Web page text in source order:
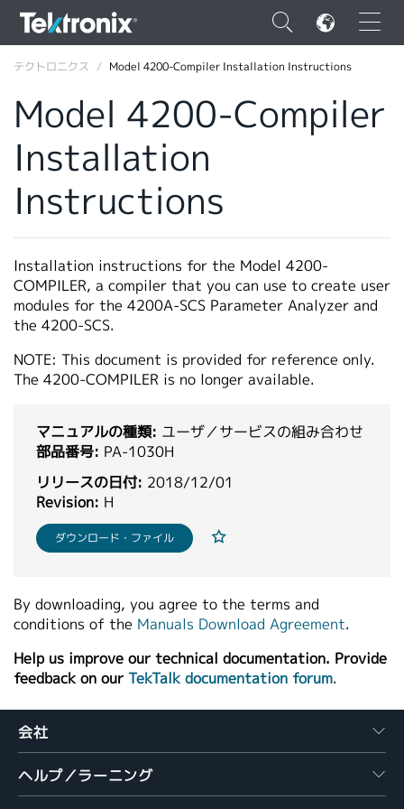
×
ENGLISH
FRANÇAIS
VIỆT NAM
简体中文
日本語
韓国語
繁體中文
テクトロニクス Model 4200-Compiler Installation Instructions
Model 4200-Compiler
Installation
Instructions
Installation instructions for the Model 4200-
COMPILER, a compiler that you can use to create user
modules for the 4200A-SCS Parameter Analyzer and
the 4200-SCS.
NOTE: This document is provided for reference only.
The 4200-COMPILER is no longer available.
マニュアルの種類: ユーザ／サービスの組み合わせ
部品番号: PA-1030H
リリースの日付: 2018/12/01
Revision: H
ダウンロード・ファイル
By downloading, you agree to the terms and
conditions of the Manuals Download Agreement.
Help us improve our technical documentation. Provide
feedback on our TekTalk documentation forum.
会社
ヘルプ／ラーニング